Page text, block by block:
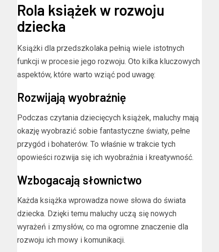
Rola książek w rozwoju
dziecka
Książki dla przedszkolaka pełnią wiele istotnych
funkcji w procesie jego rozwoju. Oto kilka kluczowych
aspektów, które warto wziąć pod uwagę:
Rozwijają wyobraźnię
Podczas czytania dziecięcych książek, maluchy mają
okazję wyobrazić sobie fantastyczne światy, pełne
przygód i bohaterów. To właśnie w trakcie tych
opowieści rozwija się ich wyobraźnia i kreatywność.
Wzbogacają słownictwo
Każda książka wprowadza nowe słowa do świata
dziecka. Dzięki temu maluchy uczą się nowych
wyrażeń i zmysłów, co ma ogromne znaczenie dla
rozwoju ich mowy i komunikacji.